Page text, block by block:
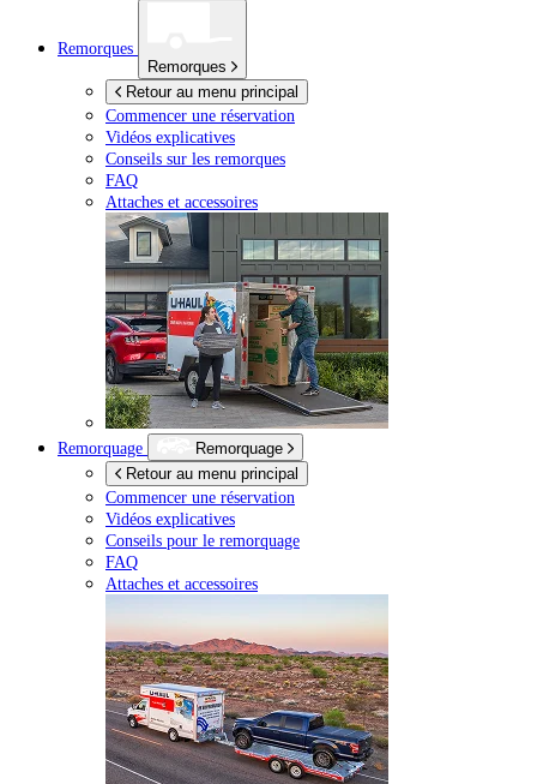
Remorques
Remorques
Retour au menu principal
Commencer une réservation
Vidéos explicatives
Conseils sur les remorques
FAQ
Attaches et accessoires
Remorquage
Remorquage
Retour au menu principal
Commencer une réservation
Vidéos explicatives
Conseils pour le remorquage
FAQ
Attaches et accessoires